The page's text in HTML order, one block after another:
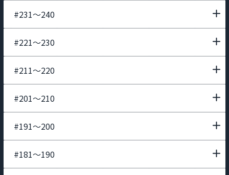
#231〜240
#221〜230
#211〜220
#201〜210
#191〜200
#181〜190